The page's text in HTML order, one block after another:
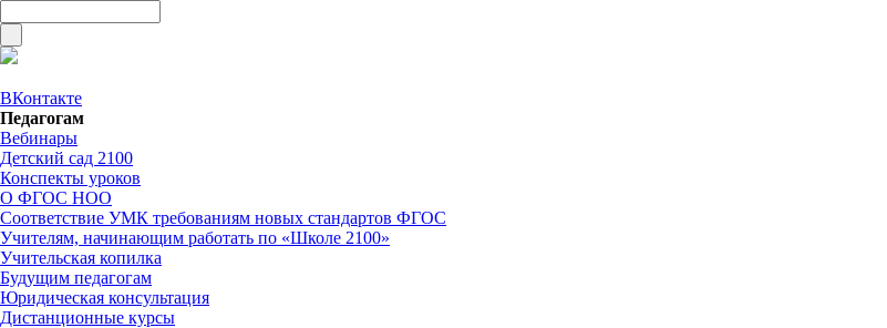
ВКонтакте
Педагогам
Вебинары
Детский сад 2100
Конспекты уроков
О ФГОС НОО
Соответствие УМК требованиям новых стандартов ФГОС
Учителям, начинающим работать по «Школе 2100»
Учительская копилка
Будущим педагогам
Юридическая консультация
Дистанционные курсы